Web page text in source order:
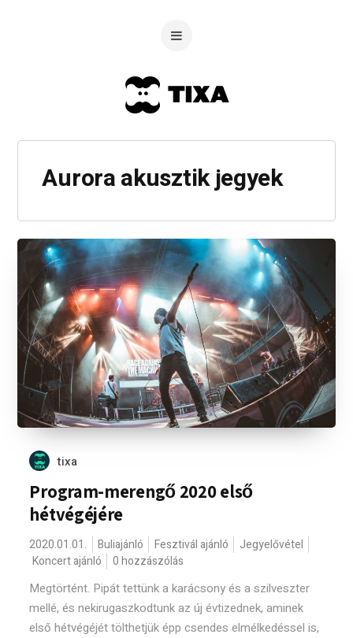
Aurora akusztik jegyek
tixa
Program-merengő 2020 első
hétvégéjére
2020.01.01. Buliajánló Fesztivál ajánló
Jegyelővétel
Koncert ajánló
0 hozzászólás
Megtörtént. Pipát tettünk a karácsony és a szilveszter
mellé, és nekirugaszkodtunk az új évtizednek, aminek
első hétvégéjét tölthetjük épp csendes elmélkedéssel is,